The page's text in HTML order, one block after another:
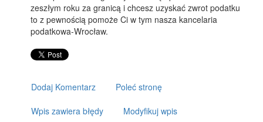
zeszłym roku za granicą i chcesz uzyskać zwrot podatku
to z pewnością pomoże Ci w tym nasza kancelaria
podatkowa-Wrocław.
Dodaj Komentarz Poleć stronę
Wpis zawiera błędy Modyfikuj wpis